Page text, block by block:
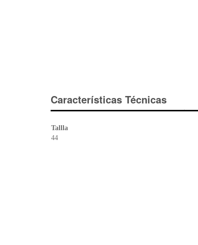
Características Técnicas
Tallla
44